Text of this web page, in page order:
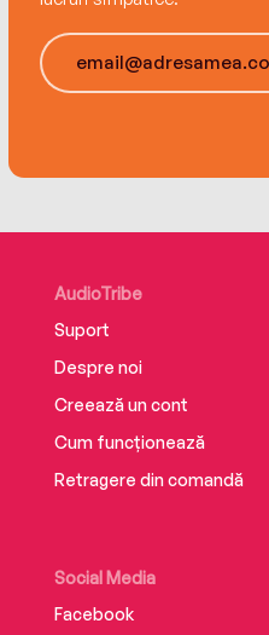
AudioTribe
Suport
Despre noi
Creează un cont
Cum funcționează
Retragere din comandă
Social Media
Facebook